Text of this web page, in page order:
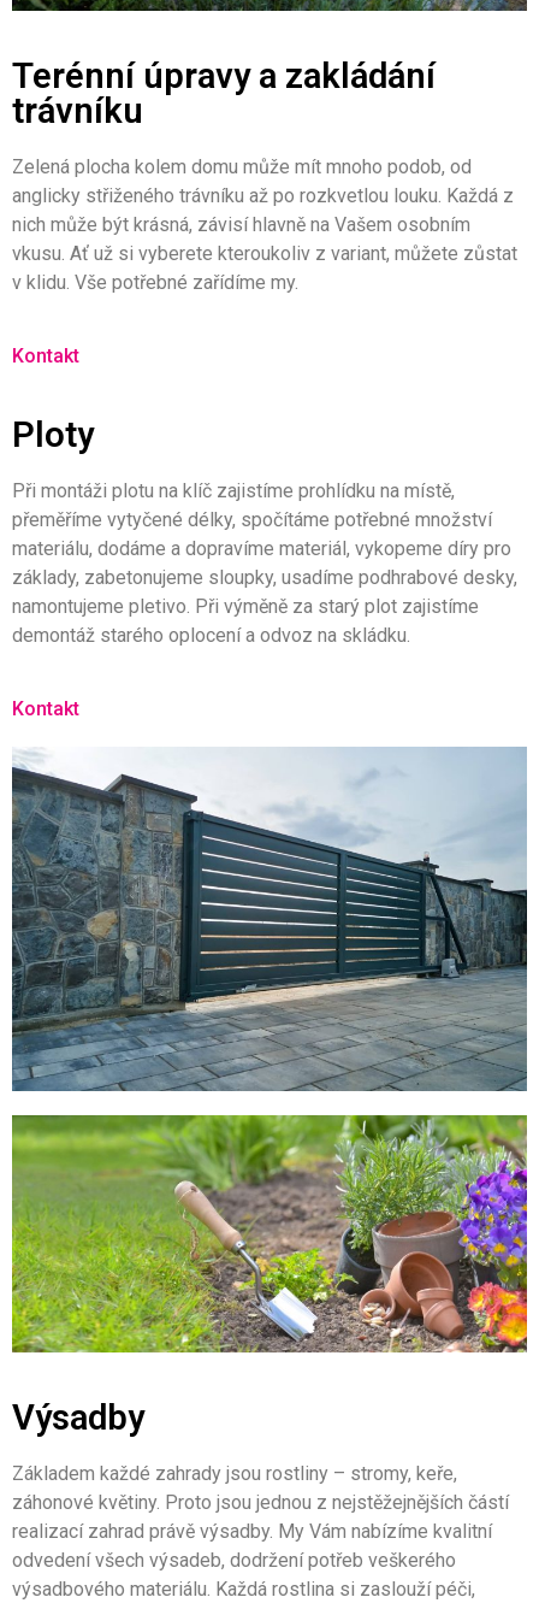
Terénní úpravy a zakládání
trávníku
Zelená plocha kolem domu může mít mnoho podob, od
anglicky střiženého trávníku až po rozkvetlou louku. Každá z
nich může být krásná, závisí hlavně na Vašem osobním
vkusu. Ať už si vyberete kteroukoliv z variant, můžete zůstat
v klidu. Vše potřebné zařídíme my.
Kontakt
Ploty
Při montáži plotu na klíč zajistíme prohlídku na místě,
přeměříme vytyčené délky, spočítáme potřebné množství
materiálu, dodáme a dopravíme materiál, vykopeme díry pro
základy, zabetonujeme sloupky, usadíme podhrabové desky,
namontujeme pletivo. Při výměně za starý plot zajistíme
demontáž starého oplocení a odvoz na skládku.
Kontakt
Výsadby
Základem každé zahrady jsou rostliny – stromy, keře,
záhonové květiny. Proto jsou jednou z nejstěžejnějších částí
realizací zahrad právě výsadby. My Vám nabízíme kvalitní
odvedení všech výsadeb, dodržení potřeb veškerého
výsadbového materiálu. Každá rostlina si zaslouží péči,